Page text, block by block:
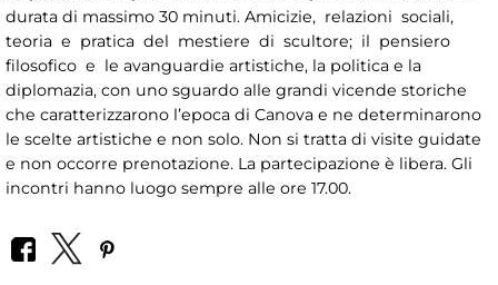
durata di massimo 30 minuti. Amicizie, relazioni sociali,
teoria e pratica del mestiere di scultore; il pensiero
filosofico e le avanguardie artistiche, la politica e la
diplomazia, con uno sguardo alle grandi vicende storiche
che caratterizzarono l’epoca di Canova e ne determinarono
le scelte artistiche e non solo. Non si tratta di visite guidate
e non occorre prenotazione. La partecipazione è libera. Gli
incontri hanno luogo sempre alle ore 17.00.